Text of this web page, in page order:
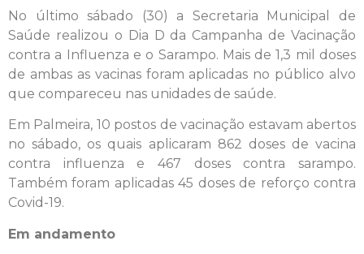
No último sábado (30) a Secretaria Municipal de
Saúde realizou o Dia D da Campanha de Vacinação
contra a Influenza e o Sarampo. Mais de 1,3 mil doses
de ambas as vacinas foram aplicadas no público alvo
que compareceu nas unidades de saúde.
Em Palmeira, 10 postos de vacinação estavam abertos
no sábado, os quais aplicaram 862 doses de vacina
contra influenza e 467 doses contra sarampo.
Também foram aplicadas 45 doses de reforço contra
Covid-19.
Em andamento